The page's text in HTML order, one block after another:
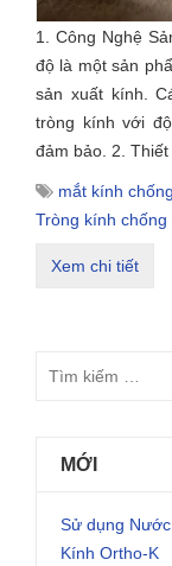
1. Công Nghệ
độ là một sản
sản xuất kính.
tròng kính với
đảm bảo. 2.
mắt kính
Tròng kính chống
Xem chi tiết
MỚI
Sử dụng
Kính Ortho-K